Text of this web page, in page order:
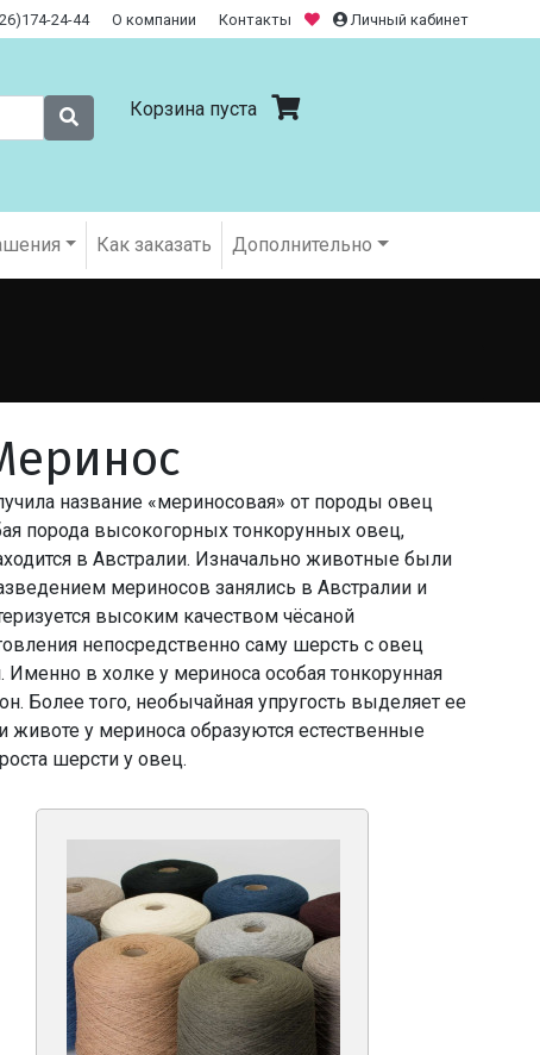
24-44 О компании Контакты Личный кабинет
Корзина пуста
Как заказать Дополнительно
название «мериносовая» от породы овец
порода высокогорных тонкорунных овец,
в Австралии. Изначально животные были
мериносов занялись в Австралии и
высоким качеством чёсаной
непосредственно саму шерсть с овец
Именно в холке у мериноса особая тонкорунная
Более того, необычайная упругость выделяет ее
животе у мериноса образуются естественные
шерсти у овец.